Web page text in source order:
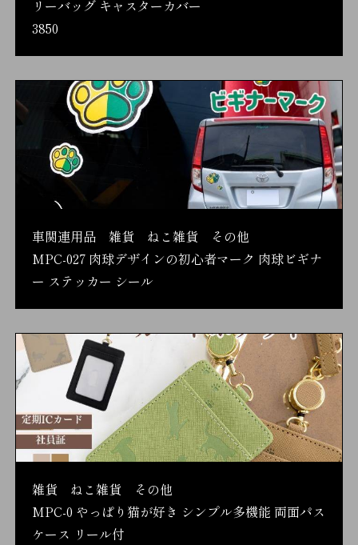
リーバッグ キャスターカバー
3850
車関連用品 雑貨 ねこ雑貨 その他
MPC-027 肉球デザインの初心者マーク 肉球ビギナ
ー ステッカー シール
雑貨 ねこ雑貨 その他
MPC-0 やっぱり猫が好き シンプル多機能 両面パス
ケース リール付